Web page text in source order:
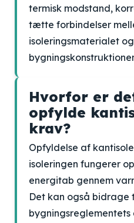
termisk modstand,
tætte forbindelser
isoleringsmaterialet og
Hvorfor er
opfylde
krav?
Opfyldelse af
isoleringen fungerer
energitab gennem
Det kan også bidrage